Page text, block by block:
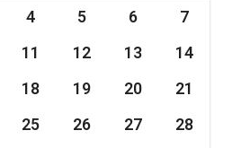
4 5 6
7
11 12 13
14
18 19 20
21
25 26 27
28